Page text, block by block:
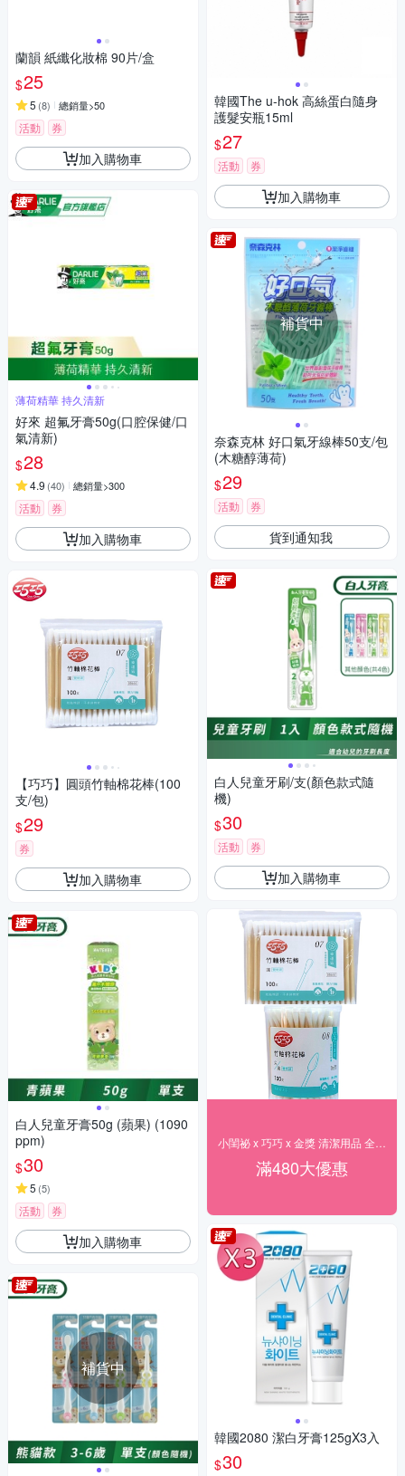
蘭韻 紙纖化妝棉 90片/盒
$25
5 (8) 總銷量>50
活動 券
加入購物車
薄荷精華 持久清新
好來 超氟牙膏50g(口腔保健/口
氣清新)
$28
4.9 (40) 總銷量>300
活動 券
加入購物車
【巧巧】圓頭竹軸棉花棒(100
支/包)
$29
券
加入購物車
白人兒童牙膏50g (蘋果) (1090
ppm)
$30
5 (5)
活動 券
加入購物車
補貨中
韓國The u-hok 高絲蛋白隨身
護髮安瓶15ml
$27
活動 券
加入購物車
補貨中
奈森克林 好口氣牙線棒50支/包
(木糖醇薄荷)
$29
活動 券
貨到通知我
白人兒童牙刷/支(顏色款式隨
機)
$30
活動 券
加入購物車
滿480大優惠
韓國2080 潔白牙膏125gX3入
$30